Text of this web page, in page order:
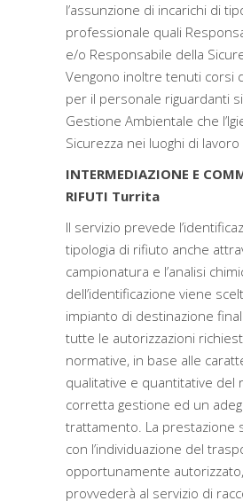
l’assunzione di incarichi di
professionale quali
e/o Responsabile della
Vengono inoltre tenuti corsi
per il personale riguardanti
Gestione Ambientale che
Sicurezza nei luoghi di lavoro
INTERMEDIAZIONE E
RIFUTI Turrita
Il servizio prevede
tipologia di rifiuto anche
campionatura e l’analisi
dell’identificazione viene
impianto di destinazione
tutte le autorizzazioni
normative, in base alle
qualitative e quantitative del
corretta gestione ed un
trattamento. La prestazione
con l’individuazione del
opportunamente
provvederà al servizio di